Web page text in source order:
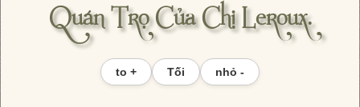
Quán Trọ Của Chị Leroux.
to + Tối nhỏ -